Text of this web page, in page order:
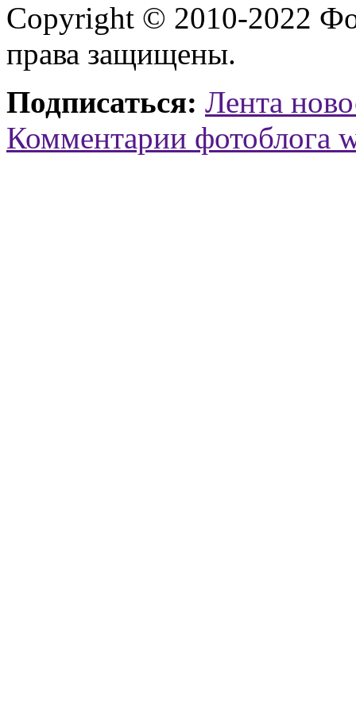
Copyright © 2010-2022
права защищены.
Подписаться: Лента
Комментарии фотоблога